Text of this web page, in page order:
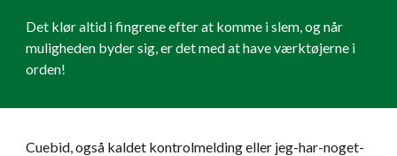
Det klør altid i fingrene efter at komme i slem, og når
muligheden byder sig, er det med at have værktøjerne i
orden!
Cuebid, også kaldet kontrolmelding eller jeg-har-noget-